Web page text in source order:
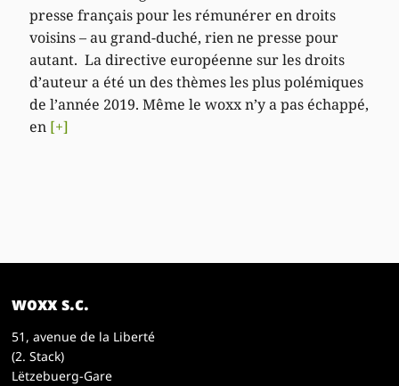
presse français pour les rémunérer en droits
voisins – au grand-duché, rien ne presse pour
autant. La directive européenne sur les droits
d’auteur a été un des thèmes les plus polémiques
de l’année 2019. Même le woxx n’y a pas échappé,
en [+]
woxx s.c.
51, avenue de la Liberté
(2. Stack)
Lëtzebuerg-Gare